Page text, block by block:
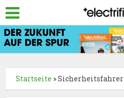
Startseite »Sicherheitsfahrer